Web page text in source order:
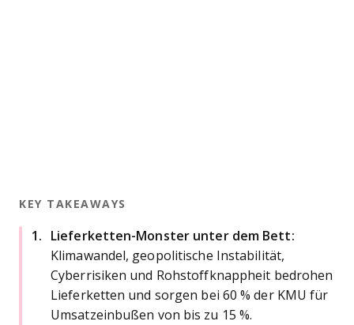
KEY TAKEAWAYS
Lieferketten-Monster unter dem Bett:
Klimawandel, geopolitische Instabilität,
Cyberrisiken und Rohstoffknappheit bedrohen
Lieferketten und sorgen bei 60 % der KMU für
Umsatzeinbußen von bis zu 15 %.